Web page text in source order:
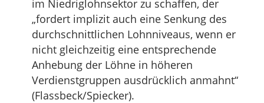
im Niedriglohnsektor zu schaffen, der
„fordert implizit auch eine Senkung des
durchschnittlichen Lohnniveaus, wenn er
nicht gleichzeitig eine entsprechende
Anhebung der Löhne in höheren
Verdienstgruppen ausdrücklich anmahnt“
(Flassbeck/Spiecker).